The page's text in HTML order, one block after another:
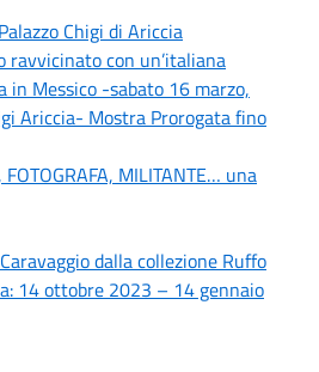
Chigi di Ariccia
con un’italiana
in Messico -sabato 16 marzo,
Ariccia- Mostra Prorogata fino
MILITANTE… una
dalla collezione Ruffo
14 ottobre 2023 – 14 gennaio